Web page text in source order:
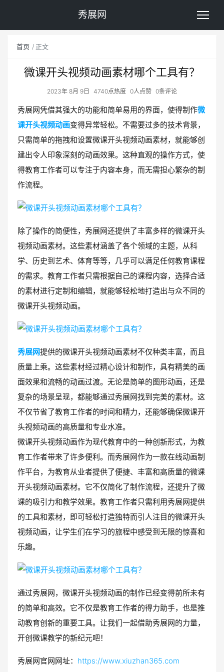
秀展网
首页 正文
微课开头视频动画素材哪个工具有？
2023年 8月 9日 4740点热度 0人点赞 0条评论
秀展网凭借其强大的功能和简单易用的界面，使得制作微
课开头视频动画变得异常轻松。不需要过多的技术背景，
只需简单的拖拽和设置微课开头视频动画素材，就能够创
建出令人印象深刻的动画效果。这种直观的操作方式，使
得教育工作者可以专注于内容本身，而无需担心繁杂的制
作流程。
除了操作的简便性，秀展网还提供了丰富多样的微课开头
视频动画素材。这些素材涵盖了各个领域的主题，从科
学、历史到艺术、体育等等，几乎可以满足任何教育课程
的需求。教育工作者只需根据自己的课程内容，选择合适
的素材进行定制和编辑，就能够轻松地打造出与众不同的
微课开头视频动画。
秀展网提供的微课开头视频动画素材不仅种类丰富，而且
质量上乘。这些素材经过精心设计和制作，具有精美的画
面效果和流畅的动画过渡。无论是简单的图形动画，还是
复杂的场景呈现，都能够通过秀展网找到完美的素材。这
不仅节省了教育工作者的时间和精力，还能够确保微课开
头视频动画的高质量和专业水准。
微课开头视频动画作为现代教育中的一种创新形式，为教
育工作者带来了许多便利。而秀展网作为一款在线动画制
作平台，为教育从业者提供了便捷、丰富和高质量的微课
开头视频动画素材。它不仅简化了制作流程，还提升了微
课的吸引力和教学效果。教育工作者只需利用秀展网提供
的工具和素材，即可轻松打造独特而引人注目的微课开头
视频动画，让学生们在学习的旅程中感受到无限的惊喜和
乐趣。
通过秀展网，微课开头视频动画的制作已经变得前所未有
的简单和高效。它不仅是教育工作者的得力助手，也是推
动教育创新的重要工具。让我们一起借助秀展网的力量，
开创微课教学的新纪元吧！
秀展网官网网址： https://www.xiuzhan365.com